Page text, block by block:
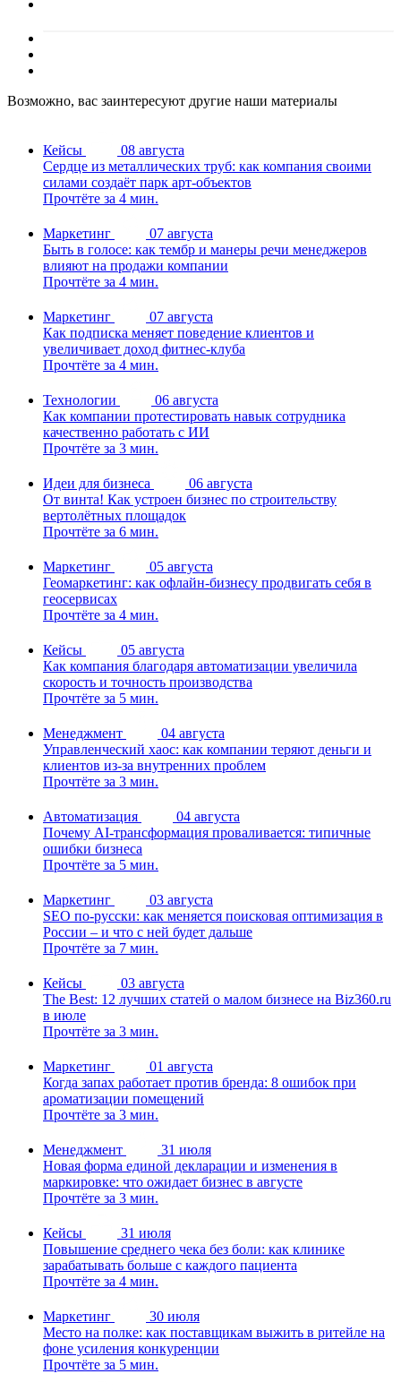
Возможно, вас заинтересуют другие наши материалы
Кейсы
08 августа
Сердце из металлических труб: как компания своими
силами создаёт парк арт-объектов
Прочтёте за 4 мин.
Маркетинг
07 августа
Быть в голосе: как тембр и манеры речи менеджеров
влияют на продажи компании
Прочтёте за 4 мин.
Маркетинг
07 августа
Как подписка меняет поведение клиентов и
увеличивает доход фитнес-клуба
Прочтёте за 4 мин.
Технологии
06 августа
Как компании протестировать навык сотрудника
качественно работать с ИИ
Прочтёте за 3 мин.
Идеи для бизнеса
06 августа
От винта! Как устроен бизнес по строительству
вертолётных площадок
Прочтёте за 6 мин.
Маркетинг
05 августа
Геомаркетинг: как офлайн-бизнесу продвигать себя в
геосервисах
Прочтёте за 4 мин.
Кейсы
05 августа
Как компания благодаря автоматизации увеличила
скорость и точность производства
Прочтёте за 5 мин.
Менеджмент
04 августа
Управленческий хаос: как компании теряют деньги и
клиентов из-за внутренних проблем
Прочтёте за 3 мин.
Автоматизация
04 августа
Почему AI-трансформация проваливается: типичные
ошибки бизнеса
Прочтёте за 5 мин.
Маркетинг
03 августа
SEO по-русски: как меняется поисковая оптимизация в
России – и что с ней будет дальше
Прочтёте за 7 мин.
Кейсы
03 августа
The Best: 12 лучших статей о малом бизнесе на Biz360.ru
в июле
Прочтёте за 3 мин.
Маркетинг
01 августа
Когда запах работает против бренда: 8 ошибок при
ароматизации помещений
Прочтёте за 3 мин.
Менеджмент
31 июля
Новая форма единой декларации и изменения в
маркировке: что ожидает бизнес в августе
Прочтёте за 3 мин.
Кейсы
31 июля
Повышение среднего чека без боли: как клинике
зарабатывать больше с каждого пациента
Прочтёте за 4 мин.
Маркетинг
30 июля
Место на полке: как поставщикам выжить в ритейле на
фоне усиления конкуренции
Прочтёте за 5 мин.